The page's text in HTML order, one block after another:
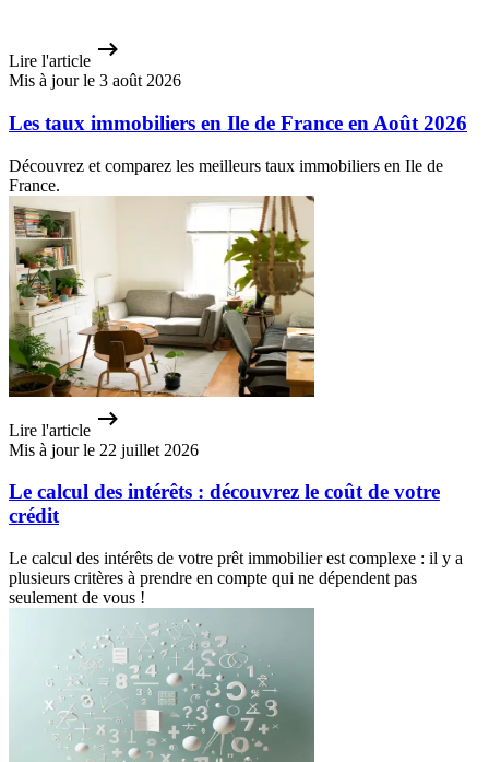
Lire l'article
Mis à jour le 3 août 2026
Les taux immobiliers en Ile de France en Août 2026
Découvrez et comparez les meilleurs taux immobiliers en Ile de
France.
Lire l'article
Mis à jour le 22 juillet 2026
Le calcul des intérêts : découvrez le coût de votre
crédit
Le calcul des intérêts de votre prêt immobilier est complexe : il y a
plusieurs critères à prendre en compte qui ne dépendent pas
seulement de vous !